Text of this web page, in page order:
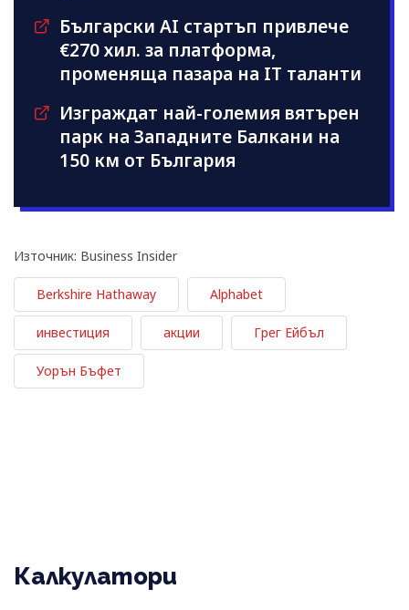
Български AI стартъп привлече
€270 хил. за платформа,
променяща пазара на IT таланти
Изграждат най-големия вятърен
парк на Западните Балкани на
150 км от България
Източник: Business Insider
Berkshire Hathaway Alphabet
инвестиция акции Грег Ейбъл
Уорън Бъфет
Калкулатори